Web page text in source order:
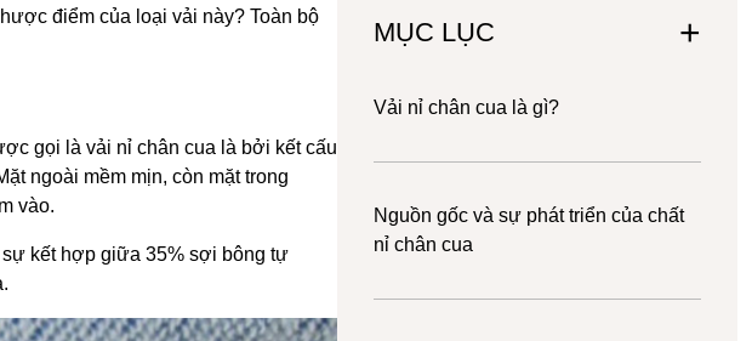
điểm của loại vải này? Toàn bộ
gọi là vải nỉ chân cua là bởi kết cấu
ngoài mềm mịn, còn mặt trong
vào.
kết hợp giữa 35% sợi bông tự
MỤC LỤC
Vải nỉ chân cua là gì?
Nguồn gốc và sự phát triển của chất
nỉ chân cua